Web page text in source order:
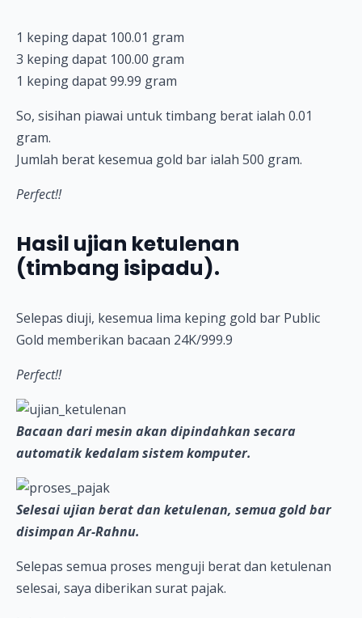
1 keping dapat 100.01 gram
3 keping dapat 100.00 gram
1 keping dapat 99.99 gram
So, sisihan piawai untuk timbang berat ialah 0.01
gram.
Jumlah berat kesemua gold bar ialah 500 gram.
Perfect!!
Hasil ujian ketulenan
(timbang isipadu).
Selepas diuji, kesemua lima keping gold bar Public
Gold memberikan bacaan 24K/999.9
Perfect!!
Bacaan dari mesin akan dipindahkan secara
automatik kedalam sistem komputer.
Selesai ujian berat dan ketulenan, semua gold bar
disimpan Ar-Rahnu.
Selepas semua proses menguji berat dan ketulenan
selesai, saya diberikan surat pajak.